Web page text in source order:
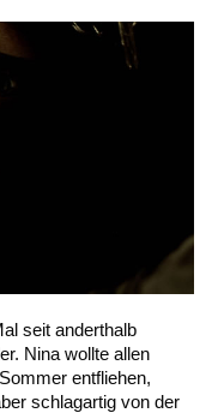
seit anderthalb
Nina wollte allen
entfliehen,
schlagartig von der